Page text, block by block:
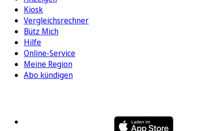
Kiosk
Vergleichsrechner
Bütz Mich
Hilfe
Online-Service
Meine Region
Abo kündigen